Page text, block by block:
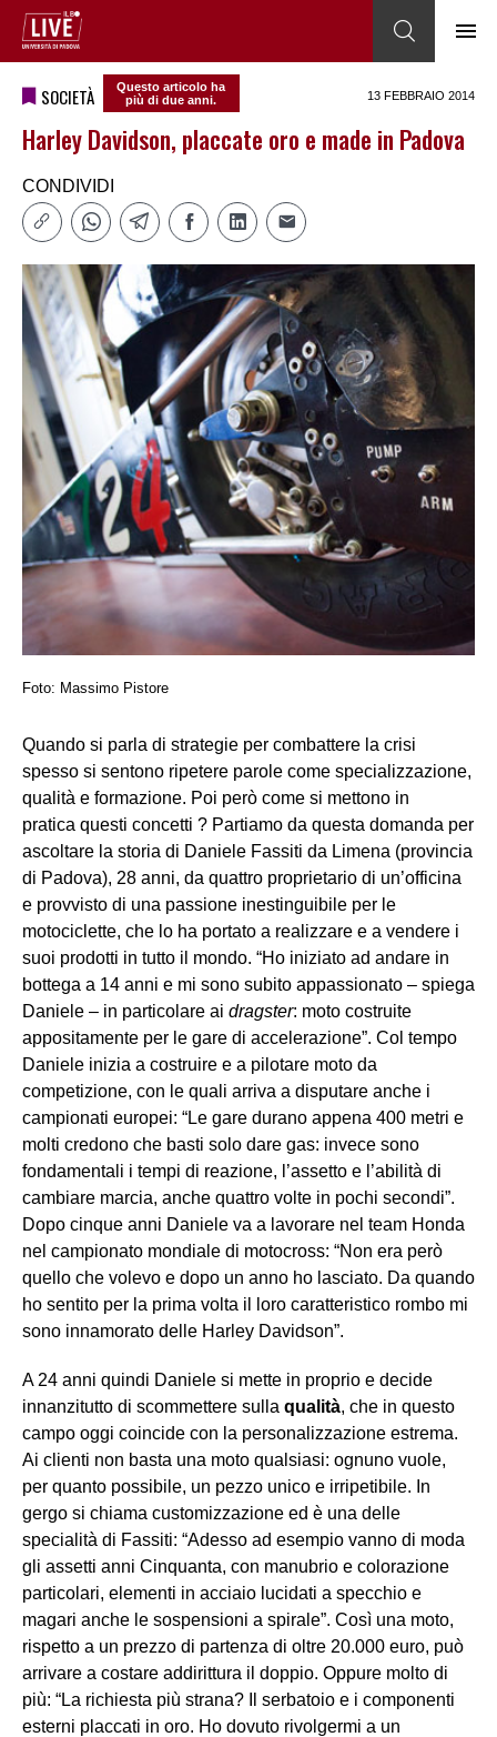
SOCIETÀ
Questo articolo ha
più di due anni.
13 FEBBRAIO 2014
Harley Davidson, placcate oro e made in Padova
CONDIVIDI
Foto: Massimo Pistore
Quando si parla di strategie per combattere la crisi
spesso si sentono ripetere parole come specializzazione,
qualità e formazione. Poi però come si mettono in
pratica questi concetti ? Partiamo da questa domanda per
ascoltare la storia di Daniele Fassiti da Limena (provincia
di Padova), 28 anni, da quattro proprietario di un’officina
e provvisto di una passione inestinguibile per le
motociclette, che lo ha portato a realizzare e a vendere i
suoi prodotti in tutto il mondo. “Ho iniziato ad andare in
bottega a 14 anni e mi sono subito appassionato – spiega
Daniele – in particolare ai dragster: moto costruite
appositamente per le gare di accelerazione”. Col tempo
Daniele inizia a costruire e a pilotare moto da
competizione, con le quali arriva a disputare anche i
campionati europei: “Le gare durano appena 400 metri e
molti credono che basti solo dare gas: invece sono
fondamentali i tempi di reazione, l’assetto e l’abilità di
cambiare marcia, anche quattro volte in pochi secondi”.
Dopo cinque anni Daniele va a lavorare nel team Honda
nel campionato mondiale di motocross: “Non era però
quello che volevo e dopo un anno ho lasciato. Da quando
ho sentito per la prima volta il loro caratteristico rombo mi
sono innamorato delle Harley Davidson”.
A 24 anni quindi Daniele si mette in proprio e decide
innanzitutto di scommettere sulla qualità, che in questo
campo oggi coincide con la personalizzazione estrema.
Ai clienti non basta una moto qualsiasi: ognuno vuole,
per quanto possibile, un pezzo unico e irripetibile. In
gergo si chiama customizzazione ed è una delle
specialità di Fassiti: “Adesso ad esempio vanno di moda
gli assetti anni Cinquanta, con manubrio e colorazione
particolari, elementi in acciaio lucidati a specchio e
magari anche le sospensioni a spirale”. Così una moto,
rispetto a un prezzo di partenza di oltre 20.000 euro, può
arrivare a costare addirittura il doppio. Oppure molto di
più: “La richiesta più strana? Il serbatoio e i componenti
esterni placcati in oro. Ho dovuto rivolgermi a un